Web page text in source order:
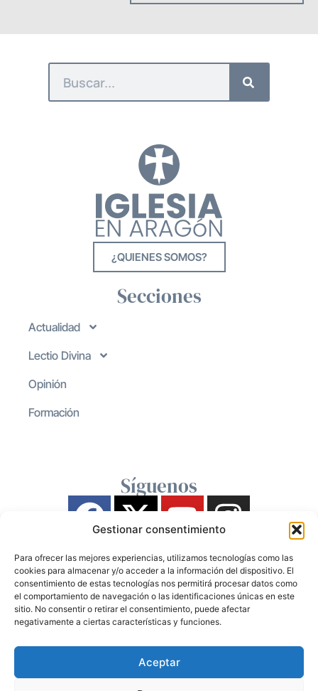
Gestionar consentimiento
Para ofrecer las mejores experiencias, utilizamos tecnologías como las
cookies para almacenar y/o acceder a la información del dispositivo. El
consentimiento de estas tecnologías nos permitirá procesar datos como
el comportamiento de navegación o las identificaciones únicas en este
sitio. No consentir o retirar el consentimiento, puede afectar
negativamente a ciertas características y funciones.
Aceptar
¿QUIENES SOMOS?
Secciones
Actualidad
Lectio Divina
Opinión
Formación
Síguenos